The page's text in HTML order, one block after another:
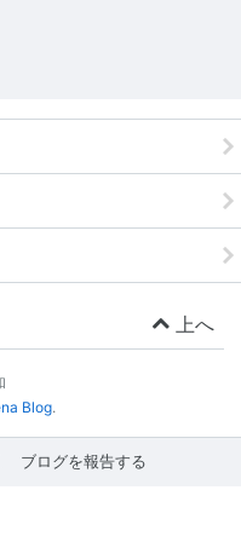
上へ
Blog.
ブログを報告する